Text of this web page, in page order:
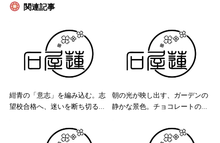
関連記事
紺青の「意志」を編み込む。志
望校合格へ、迷いを断ち切る...
朝の光が映し出す、ガーデンの
静かな景色。チョコレートの...